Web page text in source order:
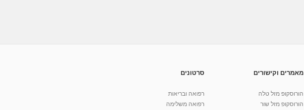
מאמרים וקישורים
הורוסקופ מזל טלה
הורוסקופ מזל שור
סרטונים
רפואה ובריאות
רפואה משלימה